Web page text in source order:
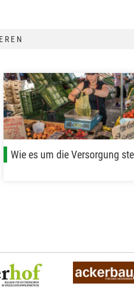
Wie es um die Versorgung